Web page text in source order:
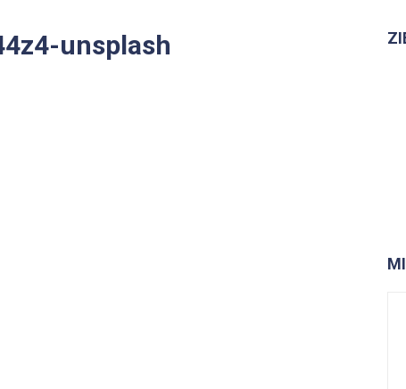
unsplash